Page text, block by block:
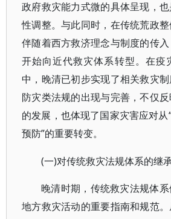
政府救灾能力式微的具体呈现，
性调整。与此同时，在传统荒政整
伴随着西方救济理念与制度的传
开始向近代救灾体系转型。在疫
中，晚清已初步实现了相关救灾
防灾类法规的出现与完善，不仅
的发展，也体现了国家灾害应对从
预防”的重要转变。
(一)对传统救灾法规体系的继
晚清时期，传统救灾法规体
地方救灾活动的重要指南和规范